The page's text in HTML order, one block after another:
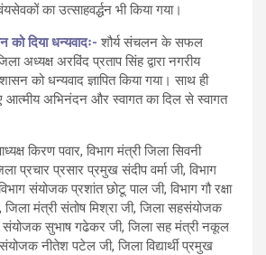
का उत्साहवर्द्धन भी किया गया।
दिया धन्यवादः- शौर्य संचलन के सफल
अध्यक्ष अरविंद प्रताप सिंह द्वारा नगरीय
को धन्यवाद ज्ञापित किया गया। साथ ही
गए आत्मीय अभिनंदन और स्वागत का दिल से स्वागत
किरण पवार, विभाग मंत्री जिला सिवनी
प्रचार प्रसार प्रमुख संदीप वर्मा जी, विभाग
संयोजक प्रशांत छोटू पाल जी, विभाग गौ रक्षा
मंत्री संतोष मिश्रा जी, जिला सहसंयोजक
सुभाष गढेकर जी, जिला सह मंत्री नकूल
नीतेश पटेल जी, जिला विद्यार्थी प्रमुख